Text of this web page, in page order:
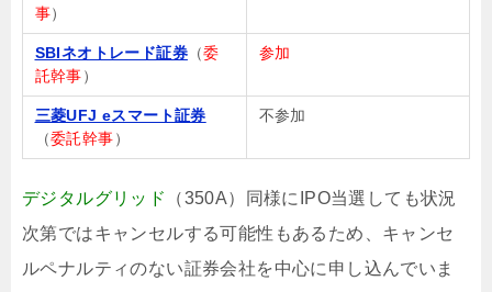
事）
SBIネオトレード証券（委
託幹事）
参加
三菱UFJ eスマート証券
（委託幹事）
不参加
デジタルグリッド
（350A）同様にIPO当選しても状況
次第ではキャンセルする可能性もあるため、キャンセ
ルペナルティのない証券会社を中心に申し込んでいま